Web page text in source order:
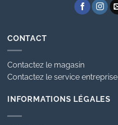
CONTACT
Contactez le magasin
Contactez le service entreprise
INFORMATIONS LÉGALES